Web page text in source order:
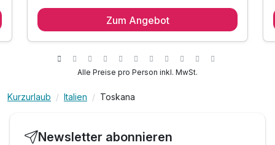
2 x reichhaltiges Frühstück vom Buffet
Eintritt in den Fitnessraum
Zum Angebot
Alle Preise pro Person inkl. MwSt.
Kurzurlaub Italien Toskana
Newsletter abonnieren